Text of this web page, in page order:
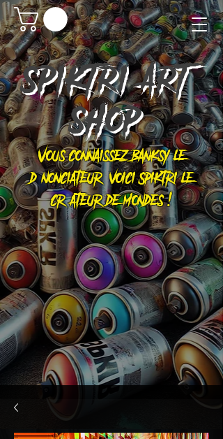
SPIKTRIART
SHOP
Vous connaissez Banksy le
dénonciateur, voici Spiktri le
créateur de mondes !